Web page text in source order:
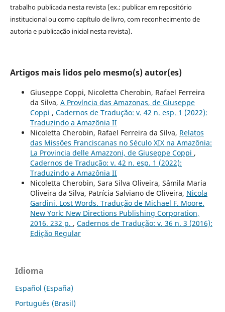
trabalho publicada nesta revista (ex.: publicar em repositório
institucional ou como capítulo de livro, com reconhecimento de
autoria e publicação inicial nesta revista).
Artigos mais lidos pelo mesmo(s) autor(es)
Giuseppe Coppi, Nicoletta Cherobin, Rafael Ferreira
da Silva, A Província das Amazonas, de Giuseppe
Coppi , Cadernos de Tradução: v. 42 n. esp. 1 (2022):
Traduzindo a Amazônia II
Nicoletta Cherobin, Rafael Ferreira da Silva, Relatos
das Missões Franciscanas no Século XIX na Amazônia:
La Provincia delle Amazzoni, de Giuseppe Coppi ,
Cadernos de Tradução: v. 42 n. esp. 1 (2022):
Traduzindo a Amazônia II
Nicoletta Cherobin, Sara Silva Oliveira, Sâmila Maria
Oliveira da Silva, Patrícia Salviano de Oliveira, Nicola
Gardini. Lost Words. Tradução de Michael F. Moore.
New York: New Directions Publishing Corporation,
2016. 232 p. , Cadernos de Tradução: v. 36 n. 3 (2016):
Edição Regular
Idioma
Español (España)
Português (Brasil)